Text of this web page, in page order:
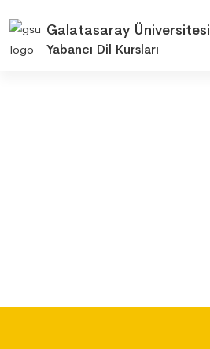
Galatasaray Üniversitesi
Yabancı Dil Kursları